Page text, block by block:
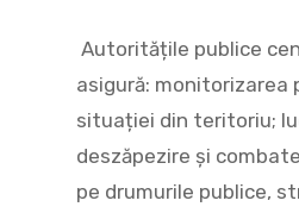
Autoritățile publice
asigură: monitorizarea
situației din teritoriu;
deszăpezire și
pe drumurile publice,